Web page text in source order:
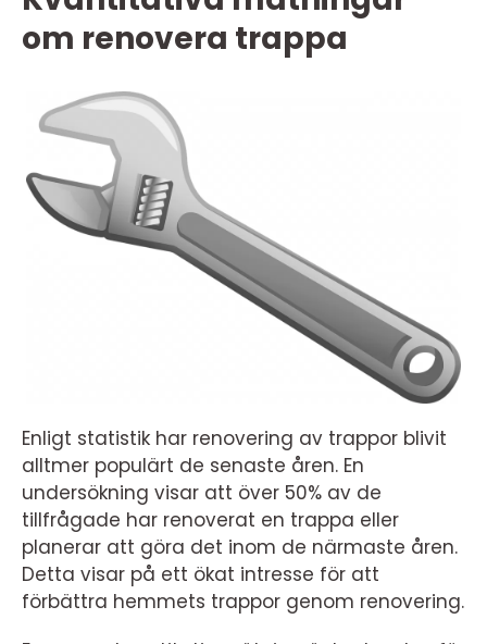
om renovera trappa
Enligt statistik har renovering av trappor blivit
alltmer populärt de senaste åren. En
undersökning visar att över 50% av de
tillfrågade har renoverat en trappa eller
planerar att göra det inom de närmaste åren.
Detta visar på ett ökat intresse för att
förbättra hemmets trappor genom renovering.